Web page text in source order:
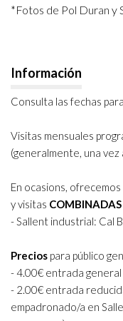
*Fotos de Pol Duran y
Información
Consulta las fechas para
Visitas mensuales
(generalmente, una vez
En ocasions,
y visitas COMBINADAS
-Sallent industrial: Cal
Precios para público
- 4.00€ entrada general
- 2.00€ entrada
empadronado/a en